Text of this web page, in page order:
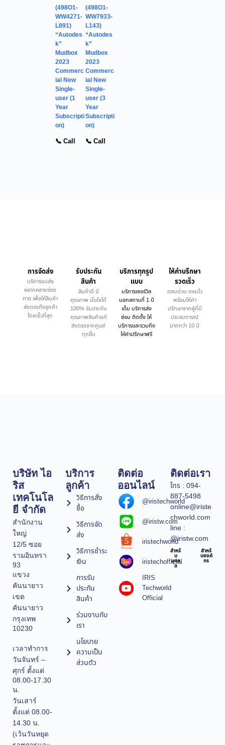
(498O1-
WW4271-
L891)
“Autodes
k”
Mudbox
2023
Commerc
ial New
Single-
user (1
Year
Subscripti
on)
📞 Call
(498O1-
WW7933-
L143)
“Autodes
k”
Mudbox
2023
Commerc
ial New
Single-
user (3
Year
Subscripti
on)
📞 Call
การจัดส่ง
บริการขนส่ง
หลากหลายช่อง
ทาง เพื่อให้สินค้า
ส่งตรงถึงลูกค้า
โดยเร็วที่สุด
รับประกัน
สินค้า
สินค้าดี มี
คุณภาพ มั่นใจได้
100% รับประกัน
คุณภาพสินค้าแท้
ส่งตรงจากศูนย์
ทุกชิ้น
บริการทุกรูป
แบบ
บริการเซอร์วิส
นอกสถานที่ 1 ปี
เต็ม บริการส่ง
ซ่อม ติดตั้ง ให้
บริการและรวมถึง
ให้คำปรึกษาฟรี
ให้คำบรึกษา
รวดเร็ว
ตอบด่วน ตอบไว
พร้อมให้คำ
ปรึกษาจากผู้ที่มี
ประสบการณ์
มากกว่า 10 ปี
บริษัท ไอ
ริส
เทคโนโล
ยี จำกัด
สำนักงาน
ใหญ่
12/5 ซอย
รามอินทรา
93
แขวง
คันนายาว
เขต
คันนายาว
กรุงเทพ
10230
เวลาทำการ
วันจันทร์ –
ศุกร์ ตั้งแต่
08.00-17.30
น.
วันเสาร์
ตั้งแต่ 08.00-
14.30 น.
(เว้นวันหยุด
บริการ
ลูกค้า
วิธีการสั่ง
ซื้อ
วิธีการจัด
ส่ง
วิธีการชำระ
เงิน
การรับ
ประกัน
สินค้า
ร่วมงานกับ
เรา
นโยบาย
ความเป็น
ส่วนตัว
ติดต่อ
ออนไลน์
@iristechworld
@iristw.com
iristechworld
iristechofficial
IRIS
Techworld
Official
ติดต่อเรา
โทร : 094-
887-5498
online@iriste
chworld.com
line :
@iristw.com
สำหรั
บ
บุคค
ล
สำหรั
บองค์
กร